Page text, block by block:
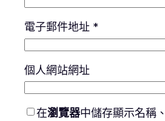
電子郵件地址 *
個人網站網址
在瀏覽器中儲存顯示名稱